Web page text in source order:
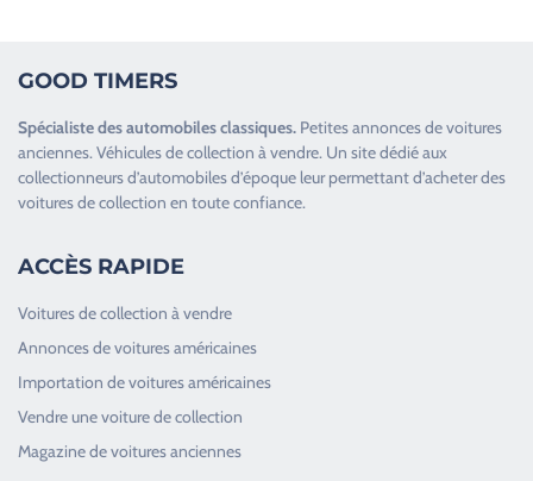
GOOD TIMERS
Spécialiste desautomobiles classiques. Petites annonces devoitures
anciennes.Véhicules de collection à vendre. Un site dédié aux
collectionneurs d’automobiles d’époque leur permettant d’acheter des
voitures de collection en toute confiance.
ACCÈS RAPIDE
Voitures de collection à vendre
Annonces de voitures américaines
Importation de voitures américaines
Vendre une voiture de collection
Magazine de voitures anciennes